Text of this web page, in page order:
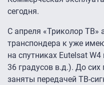
сегодня.
С апреля «Триколор ТВ»
транспондера к уже
на спутниках Eutelsat
36 градусов в.д.). До сих
заняты передачей ТВ-